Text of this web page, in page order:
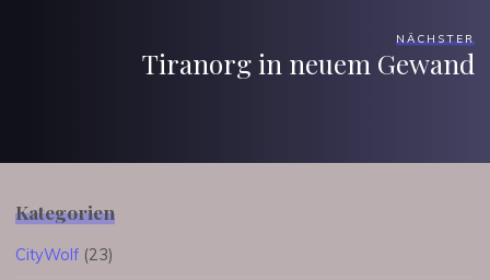
NÄCHSTER
Tiranorg in neuem Gewand
Kategorien
CityWolf (23)